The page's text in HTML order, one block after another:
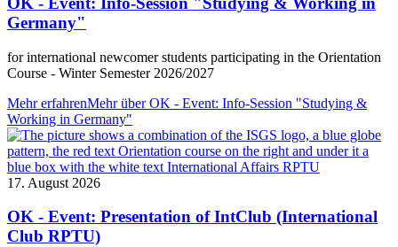
Germany"
for international newcomer students participating in the Orientation
Course - Winter Semester 2026/2027
Mehr erfahrenMehr über OK - Event: Info-Session "Studying &
Working in Germany"
17. August 2026
OK - Event: Presentation of IntClub (International
Club RPTU)